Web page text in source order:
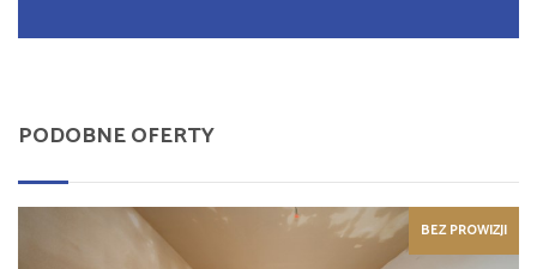
PODOBNE OFERTY
BEZ PROWIZJI